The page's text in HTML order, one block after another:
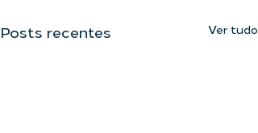
Posts recentes Ver tudo